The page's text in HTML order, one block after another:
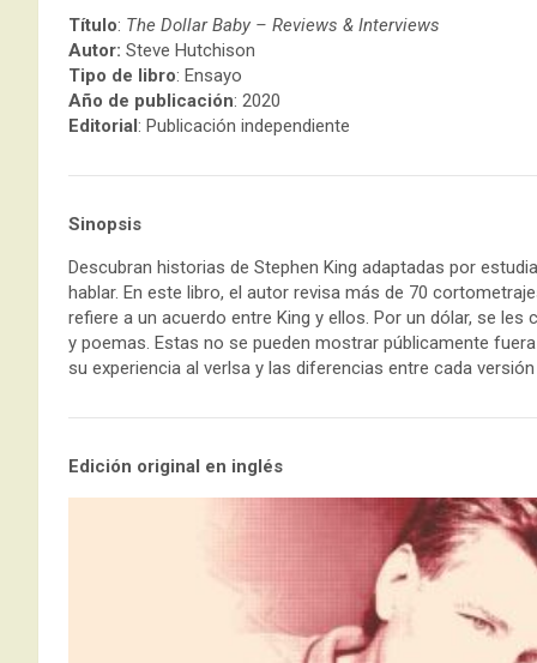
Título: The Dollar Baby – Reviews & Interviews
Autor: Steve Hutchison
Tipo de libro: Ensayo
Año de publicación: 2020
Editorial: Publicación independiente
Sinopsis
Descubran historias de Stephen King adaptadas por
hablar. En este libro, el autor revisa más de 70
refiere a un acuerdo entre King y ellos. Por un dólar, se
y poemas. Estas no se pueden mostrar públicamente
su experiencia al verlsa y las diferencias entre cada
Edición original en inglés